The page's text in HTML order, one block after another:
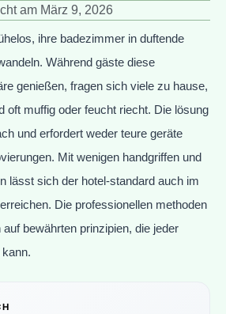
am März 9, 2026
ihre badezimmer in duftende
Während gäste diese
genießen, fragen sich viele zu hause,
oft muffig oder feucht riecht. Die lösung
und erfordert weder teure geräte
Mit wenigen handgriffen und
lässt sich der hotel-standard auch im
Die professionellen methoden
bewährten prinzipien, die jeder